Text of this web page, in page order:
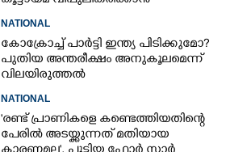
NATIONAL
കോക്രോച്ച് പാർട്ടി ഇന്ത്യ പിടിക്കുമോ?
പുതിയ അന്തരീക്ഷം അനുകൂലമെന്ന്
വിലയിരുത്തൽ
NATIONAL
'രണ്ട് പ്രാണികളെ കണ്ടെത്തിയതിന്റെ
പേരിൽ അടയ്ക്കു‌ന്നത് മതിയായ